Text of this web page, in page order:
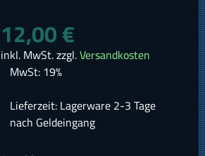
12,00 €
inkl. MwSt. zzgl.Versandkosten
MwSt: 19%
Lieferzeit: Lagerware 2-3 Tage
nach Geldeingang